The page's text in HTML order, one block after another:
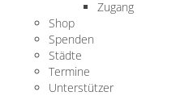
Zugang
Shop
Spenden
Städte
Termine
Unterstützer